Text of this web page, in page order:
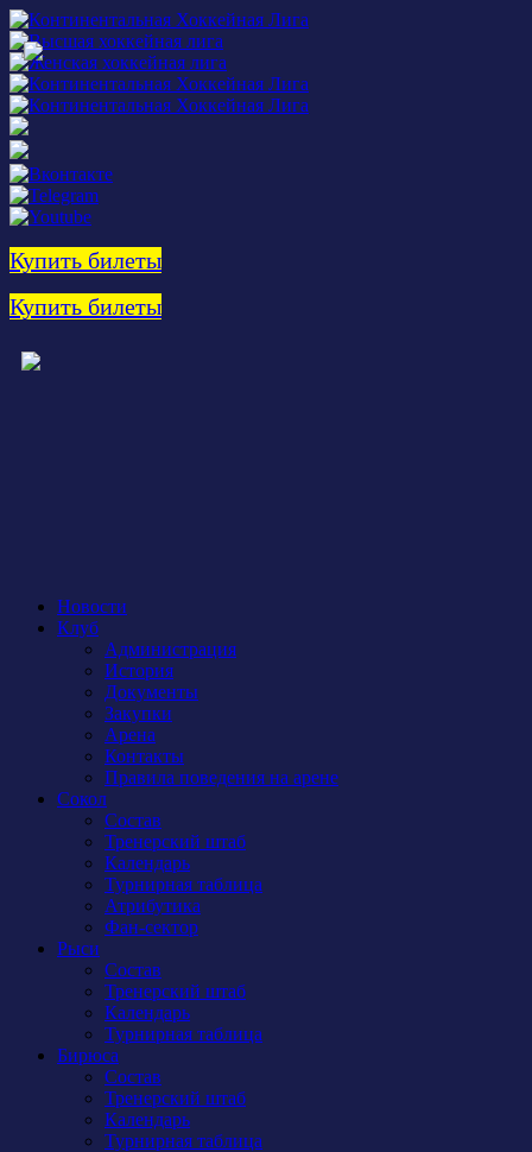
Купить билеты
Купить билеты
Новости
Клуб
Администрация
История
Документы
Закупки
Арена
Контакты
Правила поведения на арене
Сокол
Состав
Тренерский штаб
Календарь
Турнирная таблица
Атрибутика
Фан-сектор
Рыси
Состав
Тренерский штаб
Календарь
Турнирная таблица
Бирюса
Состав
Тренерский штаб
Календарь
Турнирная таблица